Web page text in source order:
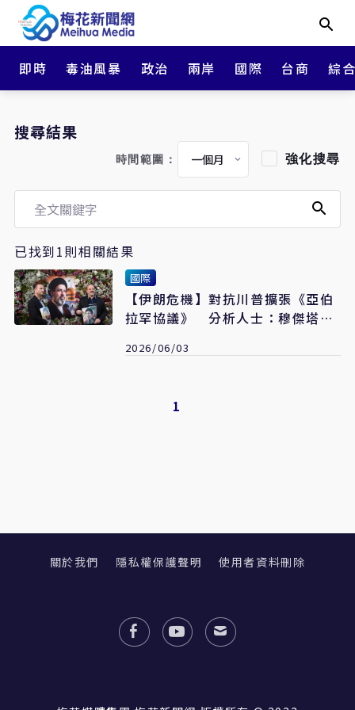
即時 毒油風暴 政治 兩岸 國際 台商 綜
搜尋結果
時間範圍： 強化搜尋
已找到1則相關結果
國際
【伊朗危機】對抗川普擴張《亞伯
拉罕協議》 分析人士：穆傑塔巴
2026/06/03
1
關於我們 隱私權保護聲明 使用者資料刪除